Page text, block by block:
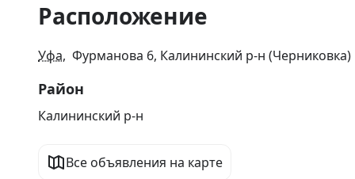
1
13
Расположение
Уфа, Фурманова 6, Калининский р-н (Черниковка)
Район
Калининский р-н
Все объявления на карте